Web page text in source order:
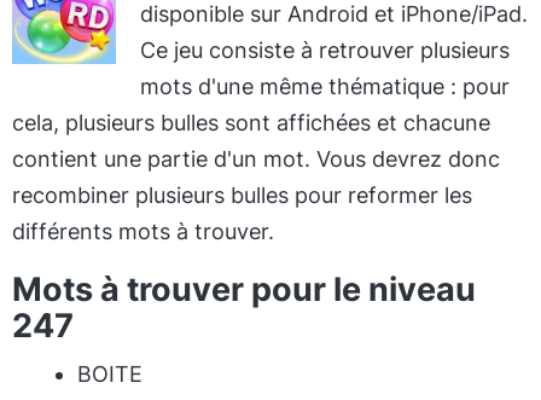
disponible sur Android et iPhone/iPad.
Ce jeu consiste à retrouver plusieurs
mots d'une même thématique : pour
cela, plusieurs bulles sont affichées et chacune
contient une partie d'un mot. Vous devrez donc
recombiner plusieurs bulles pour reformer les
différents mots à trouver.
Mots à trouver pour le niveau
247
BOITE